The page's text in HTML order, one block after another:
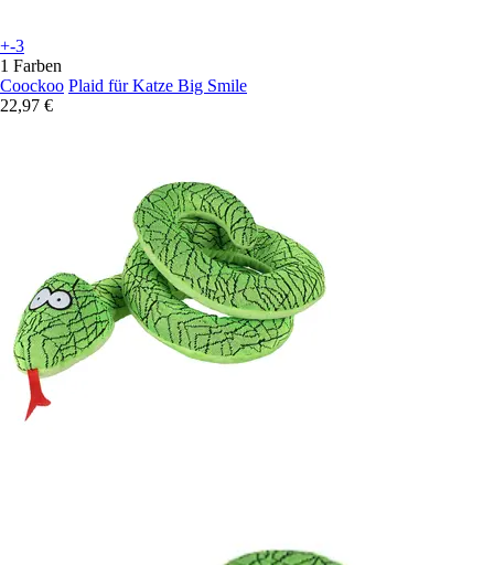
+-3
1 Farben
Coockoo Plaid für Katze Big Smile
22,97 €